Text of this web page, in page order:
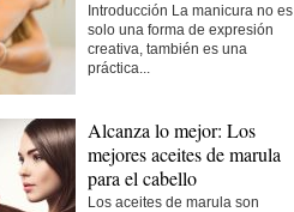
Introducción La manicura no es
solo una forma de expresión
creativa, también es una
práctica...
Alcanza lo mejor: Los
mejores aceites de marula
para el cabello
Los aceites de marula son